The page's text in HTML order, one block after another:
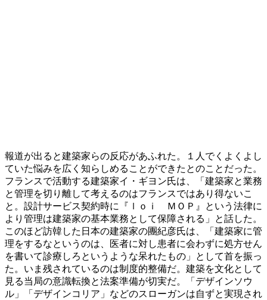
報道が出ると建築家らの反応があふれた。１人でくよくよし
ていた悩みを広く知らしめることができたとのことだった。
フランスで活動する建築家イ・ギヨン氏は、「建築家と業務
と管理を切り離して考えるのはフランスではあり得ないこ
と。設計サービス契約時に『ｌｏｉ ＭＯＰ』という法律に
より管理は建築家の基本業務として保障される」と話した。
このほど訪韓した日本の建築家の團紀彦氏は、「建築家に管
理をするなというのは、医者に対し患者に会わずに処方せん
を書いて診療しろというような呆れたもの」として首を振っ
た。いま残されているのは制度的整備だ。建築を文化として
見る当局の意識転換と法案準備が切実だ。「デザインソウ
ル」「デザインコリア」などのスローガンは自ずと実現され